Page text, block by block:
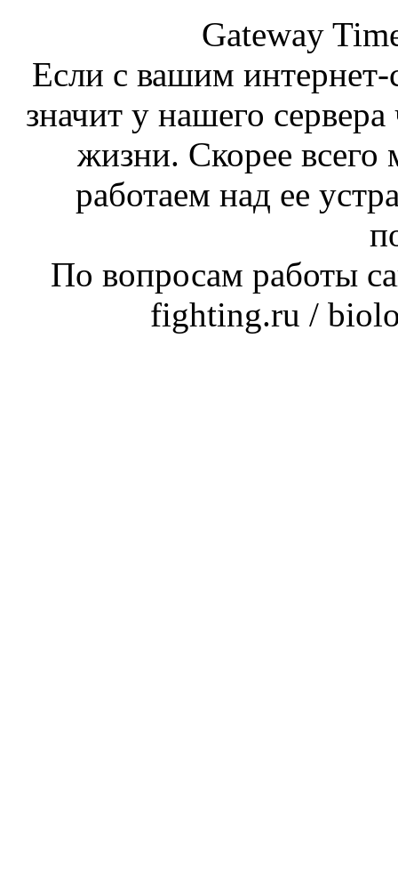
Gateway
Если с вашим интернет-
значит у нашего
жизни. Скорее
работаем над ее
По вопросам работы
fighting.ru /